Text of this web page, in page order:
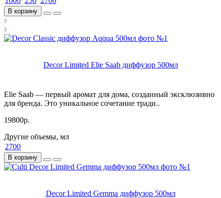
В корзину
Decor Limited Elie Saab диффузор 500мл
Elie Saab — первый аромат для дома, созданный эксклюзивно
для бренда. Это уникальное сочетание тради..
19800р.
Другие объемы, мл
2700
В корзину
Decor Limited Gemma диффузор 500мл